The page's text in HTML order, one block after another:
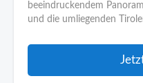
beeindruckendem
und die umliegenden